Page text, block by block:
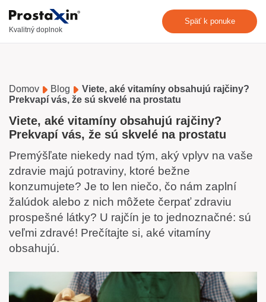
Kvalitný doplnok
Späť k ponuke
Domov Blog
Viete, aké vitamíny obsahujú rajčiny?
Prekvapí vás, že sú skvelé na prostatu
Viete, aké vitamíny obsahujú rajčiny?
Prekvapí vás, že sú skvelé na prostatu
Premýšľate niekedy nad tým, aký vplyv na vaše
zdravie majú potraviny, ktoré bežne
konzumujete? Je to len niečo, čo nám zaplní
žalúdok alebo z nich môžete čerpať zdraviu
prospešné látky? U rajčín je to jednoznačné: sú
veľmi zdravé! Prečítajte si, aké vitamíny
obsahujú.